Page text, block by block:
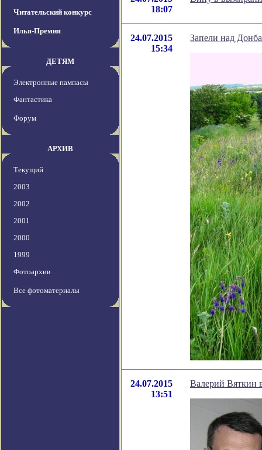
Читательский конкурс
Илья-Премия
ДЕТЯМ
Электронные пампасы
Фантастика
Форум
АРХИВ
Текущий
2003
2002
2001
2000
1999
Фотоархив
Все фотоматериалы
18:07
24.07.2015
15:34
Запели над
24.07.2015
13:51
Валерий Вяткин